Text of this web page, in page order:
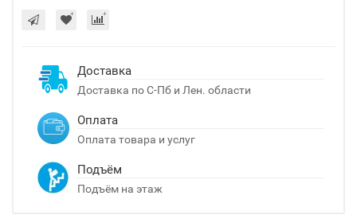
Доставка
Доставка по С-Пб и Лен. области
Оплата
Оплата товара и услуг
Подъём
Подъём на этаж